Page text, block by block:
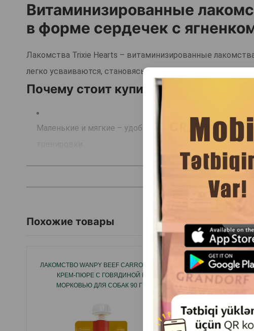
Витаминизированные
в форме сердечек с
Лакомства Trixie Hearts – витаминизированные
легко усваиваются, становясь вкусным и полезным
Почему стоит купить?
Маленькие и мягкие – удобны для собак всех пород и
С мясом ягненка – обеспечивают организм
необходимыми для поддержания мышечной массы и
Без добавления сахара – безопасны для зубов и
Поддержка аппетита и жизненного тонуса –
Обогащены витаминами и минералами –
злаки, продукты переработки растительного
(из них 4 % ягненка), масла и жиры, экстракты
Похожие товары
ЛАКОМСТВО WANPY BEEF CARROT&PEA
КРЕМ-ПЮРЕ С ГОВЯДИНОЙ И
МОРКОВЬЮ ДЛЯ СОБАК 90 ГР.
ЛАКОМСТВО
ВКУСНЫЕ